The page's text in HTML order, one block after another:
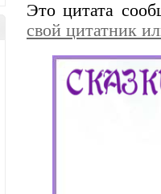
Это цитата
свой цитатник